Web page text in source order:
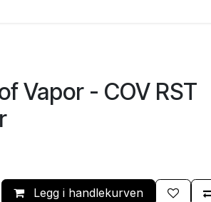
Vapor - COV RST
Legg i handlekurven